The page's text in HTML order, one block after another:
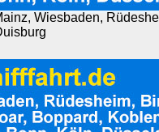
Wiesbaden,